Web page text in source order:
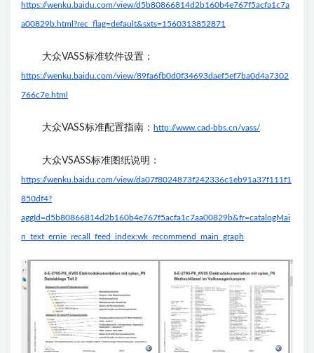
https://wenku.baidu.com/view/d5b80866814d2b160b4e767f5acfa1c7a
a00829b.html?rec_flag=default&sxts=1560313852871
大众VASS标准软件设置：
https://wenku.baidu.com/view/89fa6fb0d0f34693daef5ef7ba0d4a7302
766c7e.html
大众VASS标准配置指南： http://www.cad-bbs.cn/vass/
大众VSASS标准图纸说明：
https://wenku.baidu.com/view/da07f8024873f242336c1eb91a37f111f1
850df4?
aggId=d5b80866814d2b160b4e767f5acfa1c7aa00829b&fr=catalogMai
n_text_ernie_recall_feed_index:wk_recommend_main_graph